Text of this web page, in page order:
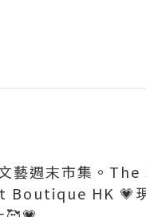
藝週末市集。
Boutique HK 💗